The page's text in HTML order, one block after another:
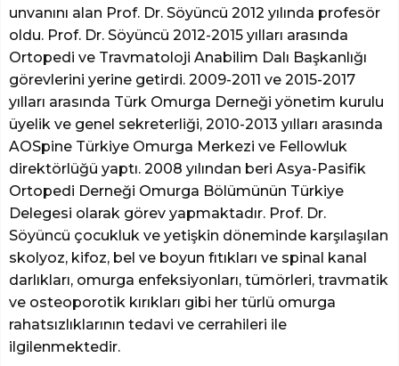
unvanını alan Prof. Dr. Söyüncü 2012 yılında profesör
oldu. Prof. Dr. Söyüncü 2012-2015 yılları arasında
Ortopedi ve Travmatoloji Anabilim Dalı Başkanlığı
görevlerini yerine getirdi. 2009-2011 ve 2015-2017
yılları arasında Türk Omurga Derneği yönetim kurulu
üyelik ve genel sekreterliği, 2010-2013 yılları arasında
AOSpine Türkiye Omurga Merkezi ve Fellowluk
direktörlüğü yaptı. 2008 yılından beri Asya-Pasifik
Ortopedi Derneği Omurga Bölümünün Türkiye
Delegesi olarak görev yapmaktadır. Prof. Dr.
Söyüncü çocukluk ve yetişkin döneminde karşılaşılan
skolyoz, kifoz, bel ve boyun fıtıkları ve spinal kanal
darlıkları, omurga enfeksiyonları, tümörleri, travmatik
ve osteoporotik kırıkları gibi her türlü omurga
rahatsızlıklarının tedavi ve cerrahileri ile
ilgilenmektedir.